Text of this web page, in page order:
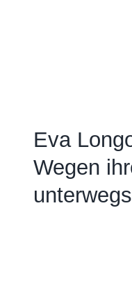
Eva
Wegen
unterwegs